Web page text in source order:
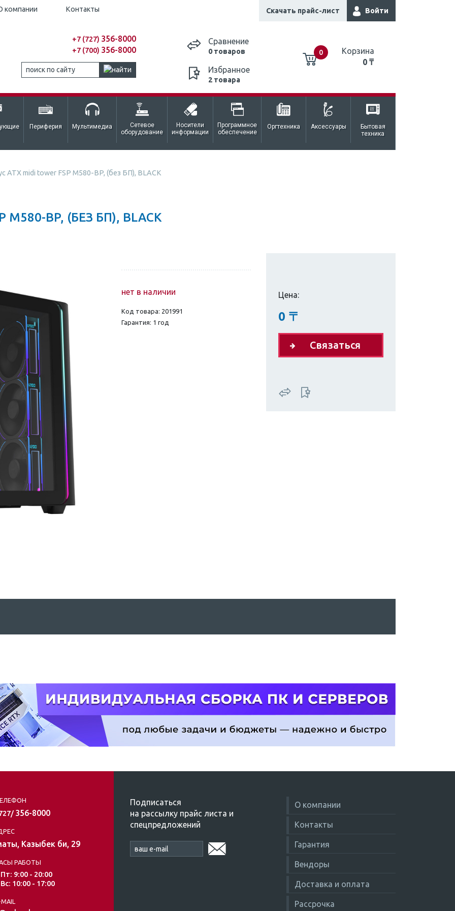
компании Контакты Скачать прайс-лист Войти
+7 (727) 356-8000
+7 (700) 356-8000
Сравнение
0 товаров
Избранное
2 товара
0
Корзина
0 ₸
0 ₸
Периферия Мультимедиа
Сетевое
оборудование
Носители
информации
Программное
обеспечение
Оргтехника Аксессуары
Бытовая
техника
ATX midi tower FSP M580-BP, (без БП), BLACK
M580-BP, (БЕЗ БП), BLACK
нет в наличии
Код товара: 201991
Гарантия: 1 год
Цена:
0 〒
Связаться
356-8000
Казыбек би, 29
РАБОТЫ
9:00 - 20:00
10:00 - 17:00
Подписаться
на рассылку прайс листа и
спецпредложений
О компании
Контакты
Гарантия
Вендоры
Доставка и оплата
Рассрочка